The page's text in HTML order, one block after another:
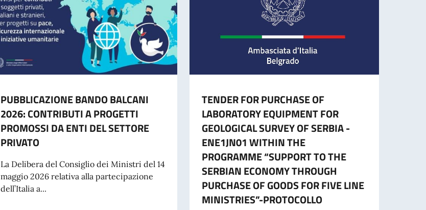
PUBBLICAZIONE BANDO BALCANI
2026: CONTRIBUTI A PROGETTI
PROMOSSI DA ENTI DEL SETTORE
PRIVATO
La Delibera del Consiglio dei Ministri del 14
maggio 2026 relativa alla partecipazione
dell’Italia a...
TENDER FOR PURCHASE OF
LABORATORY EQUIPMENT FOR
GEOLOGICAL SURVEY OF SERBIA -
ENE1JN01 WITHIN THE
PROGRAMME “SUPPORT TO THE
SERBIAN ECONOMY THROUGH
PURCHASE OF GOODS FOR FIVE LINE
MINISTRIES”-PROTOCOLLO